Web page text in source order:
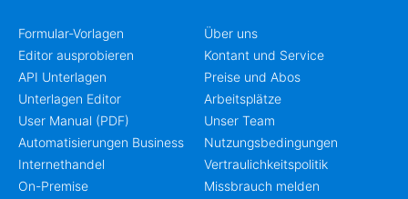
Formular-Vorlagen
Editor ausprobieren
API Unterlagen
Unterlagen Editor
User Manual (PDF)
Automatisierungen Business
Internethandel
On-Premise
Über uns
Kontant und Service
Preise und Abos
Arbeitsplätze
Unser Team
Nutzungsbedingungen
Vertraulichkeitspolitik
Missbrauch melden